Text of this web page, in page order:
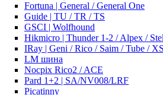
Fortuna | General / General One
Guide | TU / TR / TS
GSCI | Wolfhound
Hikmicro | Thunder 1-2 / Alpex /
IRay | Geni / Rico / Saim / Tube /
LM шина
Nocpix Rico2 / ACE
Pard 1+2 | SA/NV008/LRF
Picatinny